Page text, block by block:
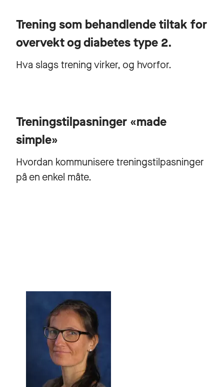
Trening som behandlende tiltak for
overvekt og diabetes type 2.
Hva slags trening virker, og hvorfor.
Treningstilpasninger «made
simple»
Hvordan kommunisere treningstilpasninger
på en enkel måte.